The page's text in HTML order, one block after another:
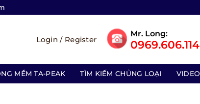
Login / Register
Mr. Long:
0969.606.114
MỀM TA-PEAK TÌM KIẾM CHỦNG LOẠI VIDEO